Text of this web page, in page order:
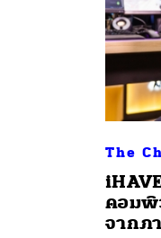
The
คอมพิ
จากภ